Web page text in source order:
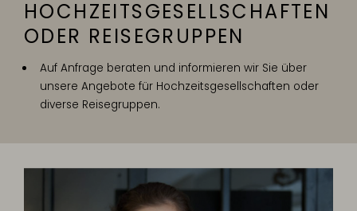
HOCHZEITS­GESELLSCHAFTEN
ODER REISEGRUPPEN
Auf Anfrage beraten und informieren wir Sie über
unsere Angebote für Hochzeitsgesellschaften oder
diverse Reisegruppen.